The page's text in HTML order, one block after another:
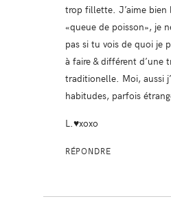
trop fillette. J’aime bien
«queue de poisson», je
pas si tu vois de quoi je
à faire & différent d’une
traditionelle. Moi, aussi
habitudes, parfois
L.♥xoxo
RÉPONDRE